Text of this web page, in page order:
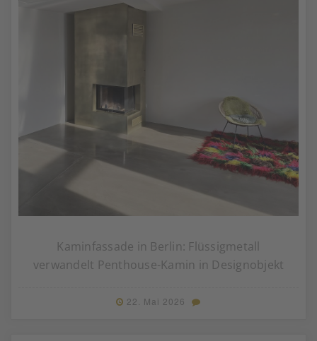
Kaminfassade in Berlin: Flüssigmetall
verwandelt Penthouse-Kamin in Designobjekt
22. Mai 2026